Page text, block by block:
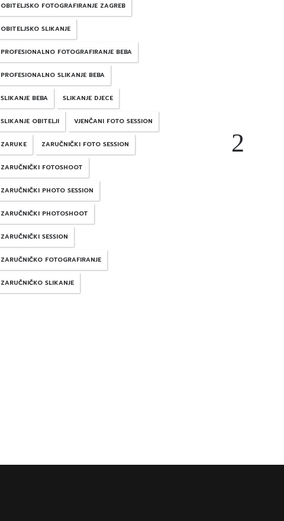
OBITELJSKO FOTOGRAFIRANJE ZAGREB
OBITELJSKO SLIKANJE
PROFESIONALNO FOTOGRAFIRANJE BEBA
PROFESIONALNO SLIKANJE BEBA
SLIKANJE BEBA SLIKANJE DJECE
SLIKANJE OBITELJI VJENČANI FOTO SESSION
ZARUKE ZARUČNIČKI FOTO SESSION
ZARUČNIČKI FOTOSHOOT
ZARUČNIČKI PHOTO SESSION
ZARUČNIČKI PHOTOSHOOT
ZARUČNIČKI SESSION
ZARUČNIČKO FOTOGRAFIRANJE
ZARUČNIČKO SLIKANJE